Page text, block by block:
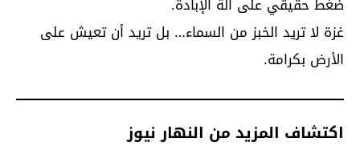
غزة لا تريد الخبز من السماء… بل تريد أن تعيش على
الأرض بكرامة.
اكتشاف المزيد من النهار نيوز